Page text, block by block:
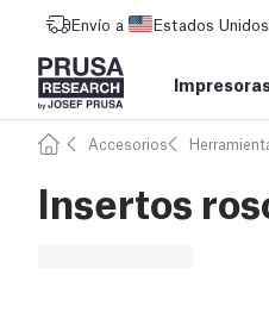
Envío a Estados Unidos
Accesorios
Insertos